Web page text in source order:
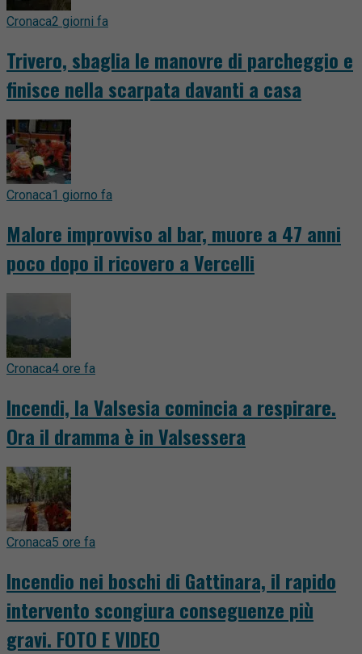
Cronaca2 giorni fa
Trivero, sbaglia le manovre di parcheggio e
finisce nella scarpata davanti a casa
Cronaca1 giorno fa
Malore improvviso al bar, muore a 47 anni
poco dopo il ricovero a Vercelli
Cronaca4 ore fa
Incendi, la Valsesia comincia a respirare.
Ora il dramma è in Valsessera
Cronaca5 ore fa
Incendio nei boschi di Gattinara, il rapido
intervento scongiura conseguenze più
gravi. FOTO E VIDEO